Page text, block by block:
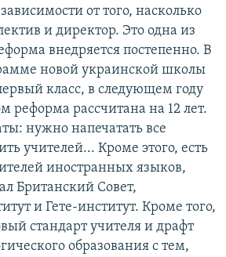
от того, насколько
и директор. Это одна из
внедряется постепенно. В
новой украинской школы
класс, в следующем году
реформа рассчитана на 12 лет.
нужно напечатать все
учителей... Кроме этого, есть
иностранных языков,
Британский Совет,
и Гете-институт. Кроме того,
стандарт учителя и драфт
образования с тем,